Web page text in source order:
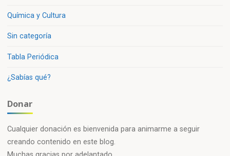
Química y Cultura
Sin categoría
Tabla Periódica
¿Sabías qué?
Donar
Cualquier donación es bienvenida para animarme a seguir
creando contenido en este blog.